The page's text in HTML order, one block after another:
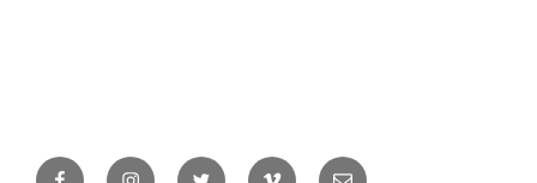
FacebookInstagramTwitter Vimeo Newsletter